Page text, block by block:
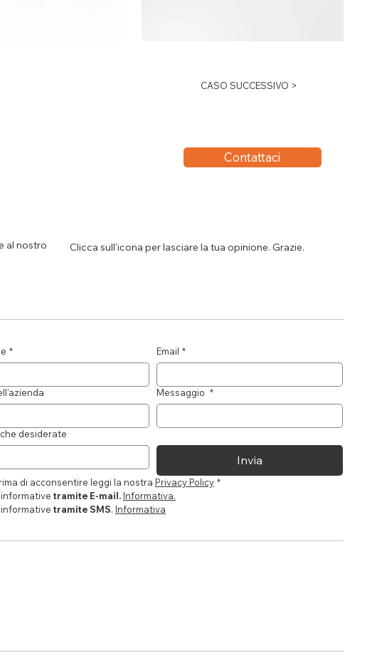
CASO SUCCESSIVO >
Contattaci
Clicca sull'icona per lasciare la tua opinione. Grazie.
al nostro
* Email *
Messaggio *
desiderate
Invia
di acconsentire leggi la nostra Privacy Policy *
informative tramite E-mail. Informativa.
informative tramite SMS. Informativa